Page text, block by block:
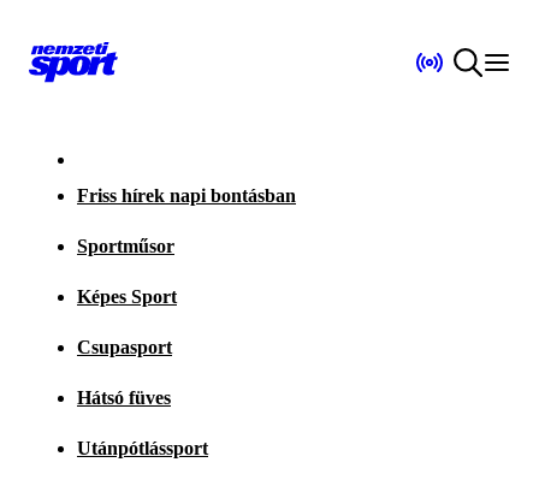
Friss hírek napi bontásban
Sportműsor
Képes Sport
Csupasport
Hátsó füves
Utánpótlássport